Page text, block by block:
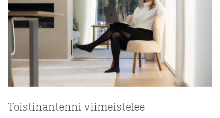
Toistinantenni viimeistelee